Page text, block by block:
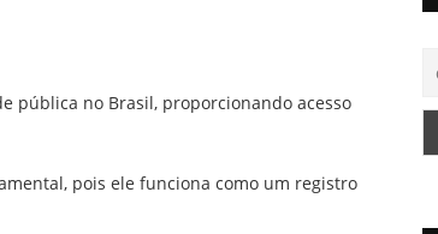
pública no Brasil, proporcionando acesso
pois ele funciona como um registro